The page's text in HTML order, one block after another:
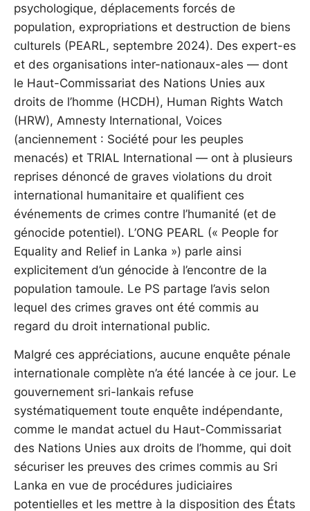
psychologique, déplacements forcés de
population, expropriations et destruction de biens
culturels (PEARL, septembre 2024). Des expert-es
et des organisations inter-nationaux-ales — dont
le Haut-Commissariat des Nations Unies aux
droits de l’homme (HCDH), Human Rights Watch
(HRW), Amnesty International, Voices
(anciennement : Société pour les peuples
menacés) et TRIAL International — ont à plusieurs
reprises dénoncé de graves violations du droit
international humanitaire et qualifient ces
événements de crimes contre l’humanité (et de
génocide potentiel). L’ONG PEARL (« People for
Equality and Relief in Lanka ») parle ainsi
explicitement d’un génocide à l’encontre de la
population tamoule. Le PS partage l’avis selon
lequel des crimes graves ont été commis au
regard du droit international public.
Malgré ces appréciations, aucune enquête pénale
internationale complète n’a été lancée à ce jour. Le
gouvernement sri-lankais refuse
systématiquement toute enquête indépendante,
comme le mandat actuel du Haut-Commissariat
des Nations Unies aux droits de l’homme, qui doit
sécuriser les preuves des crimes commis au Sri
Lanka en vue de procédures judiciaires
potentielles et les mettre à la disposition des États